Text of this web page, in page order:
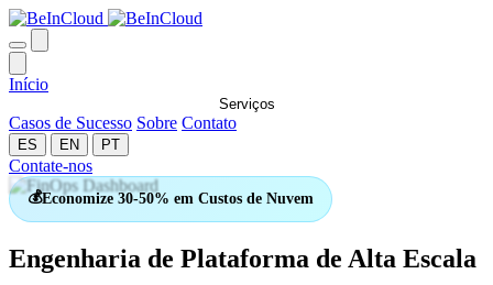
Início
Serviços
Casos de Sucesso Sobre Contato
ES EN PT
Contate-nos
💰Economize 30-50% em Custos de Nuvem
Engenharia de Plataforma de Alta Escala